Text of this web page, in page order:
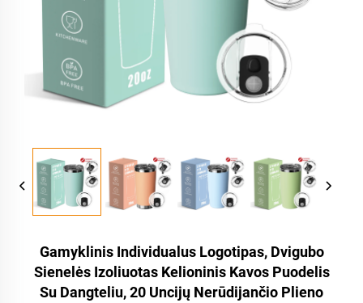
Gamyklinis Individualus Logotipas, Dvigubo
Sienelės Izoliuotas Kelioninis Kavos Puodelis
Su Dangteliu, 20 Uncijų Nerūdijančio Plieno